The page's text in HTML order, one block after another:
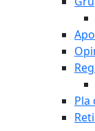
Pla